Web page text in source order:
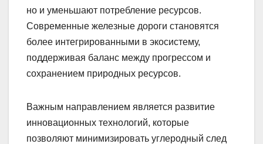
но и уменьшают потребление ресурсов.
Современные железные дороги становятся
более интегрированными в экосистему,
поддерживая баланс между прогрессом и
сохранением природных ресурсов.
Важным направлением является развитие
инновационных технологий, которые
позволяют минимизировать углеродный след